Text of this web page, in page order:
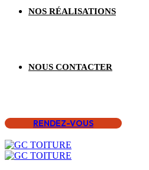
NOS RÉALISATIONS
NOUS CONTACTER
RENDEZ-VOUS